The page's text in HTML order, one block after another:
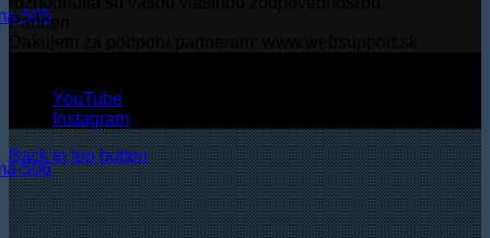
Partneri
YouTube
Instagram
Back to top button